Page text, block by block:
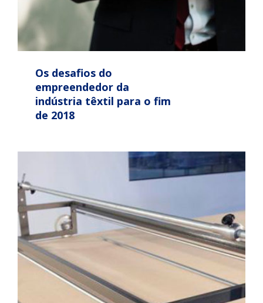
Os desafios do
empreendedor da
indústria têxtil para o fim
de 2018